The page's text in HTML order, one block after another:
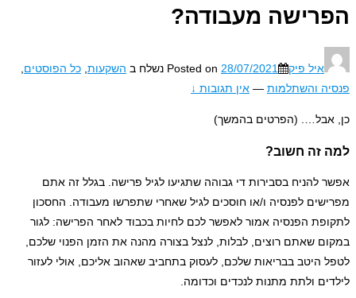
הפרישה מעבודה?
איל פיק Posted on 28/07/2021 נשלח ב השקעות כל הפוסטים
פנסיה והשתלמות — אין תגובות ↓
כן, אבל…. (הפרטים בהמשך)
למה זה חשוב?
אפשר להניח בסבירות די גבוהה שתגיעו לגיל פרישה. בגלל זה אתם
מפרישים לפנסיה ו/או חוסכים לגיל שאחרי שתפרשו מעבודה. החסכון
לתקופת הפנסיה אמור לאפשר לכם לחיות בכבוד לאחר הפרישה: לגור
במקום שאתם רוצים, לבלות, לנצל בצורה מהנה את הזמן הפנוי שלכם,
לטפל היטב בבריאות שלכם, לעסוק בתחביב שאהוב אליכם, אולי לעזור
לילדים ולתת מתנות לנכדים וכדומה.